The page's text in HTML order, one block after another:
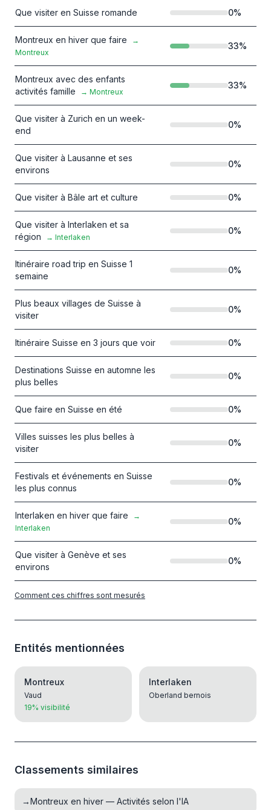
Que visiter en Suisse romande 0%
Montreux en hiver que faire
→
Montreux
33%
Montreux avec des enfants
activités famille
→ Montreux
33%
Que visiter à Zurich en un week-
end
0%
Que visiter à Lausanne et ses
environs
0%
Que visiter à Bâle art et culture 0%
Que visiter à Interlaken et sa
région
→ Interlaken
0%
Itinéraire road trip en Suisse 1
semaine
0%
Plus beaux villages de Suisse à
visiter
0%
Itinéraire Suisse en 3 jours que voir 0%
Destinations Suisse en automne les
plus belles
0%
Que faire en Suisse en été 0%
Villes suisses les plus belles à
visiter
0%
Festivals et événements en Suisse
les plus connus
0%
Interlaken en hiver que faire
→
Interlaken
0%
Que visiter à Genève et ses
environs
0%
Comment ces chiffres sont mesurés
Entités mentionnées
Montreux
Vaud
19% visibilité
Interlaken
Oberland bernois
Classements similaires
→Montreux en hiver — Activités selon l'IA